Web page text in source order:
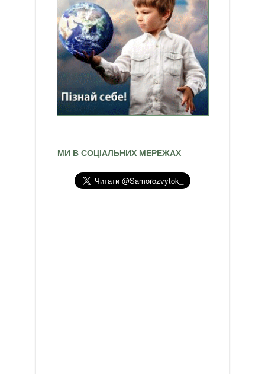
МИ В СОЦІАЛЬНИХ МЕРЕЖАХ